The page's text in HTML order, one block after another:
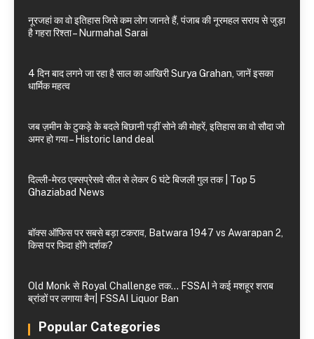
नूरजहां का वो इतिहास जिसे कम लोग जानते हैं, पंजाब की नूरमहल सराय से जुड़ा
है गहरा रिश्ता – Nurmahal Sarai
4 दिन बाद लगने जा रहा है साल का आखिरी Surya Grahan, जानें इसका
धार्मिक महत्व
जब ज़मीन के टुकड़े के बदले बिछानी पड़ीं सोने की मोहरें, इतिहास का वो सौदा जो
अमर हो गया – Historic land deal
दिल्ली-मेरठ एक्सप्रेसवे सील से लेकर 6 घंटे बिजली गुल तक | Top 5
Ghaziabad News
बॉक्स ऑफिस पर सबसे बड़ा टकराव, Batwara 1947 vs Awarapan 2,
किस पर फिदा होंगे दर्शक?
Old Monk से Royal Challenge तक… FSSAI ने कई मशहूर शराब
ब्रांडों पर लगाया बैन| FSSAI Liquor Ban
Popular Categories